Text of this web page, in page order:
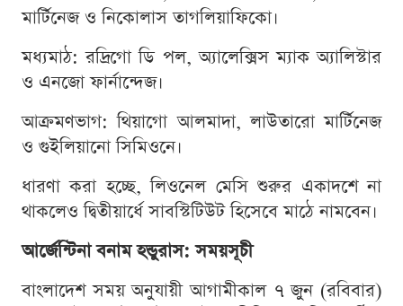
মার্টিনেজ ও নিকোলাস তাগলিয়াফিকো।
মধ্যমাঠ: রদ্রিগো ডি পল, অ্যালেক্সিস ম্যাক অ্যালিস্টার
ও এনজো ফার্নান্দেজ।
আক্রমণভাগ: থিয়াগো আলমাদা, লাউতারো মার্টিনেজ
ও গুইলিয়ানো সিমিওনে।
ধারণা করা হচ্ছে, লিওনেল মেসি শুরুর একাদশে না
থাকলেও দ্বিতীয়ার্ধে সাবস্টিটিউট হিসেবে মাঠে নামবেন।
আর্জেন্টিনা বনাম হন্ডুরাস: সময়সূচী
বাংলাদেশ সময় অনুযায়ী আগামীকাল ৭ জুন (রবিবার)